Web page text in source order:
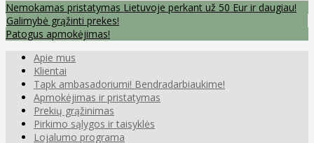
Nemokamas pristatymas Lietuvoje perkant už 50 Eur ir daugiau!
Galimybė grąžinti prekes!
Patogus apmokėjimas!
Apie mus
Klientai
Tapk ambasadoriumi! Bendradarbiaukime!
Apmokėjimas ir pristatymas
Prekių grąžinimas
Pirkimo sąlygos ir taisyklės
Lojalumo programa